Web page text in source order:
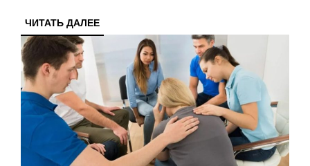
сделать
2000
шагов
ЧИТАТЬ ДАЛЕЕЧИТАТЬ
ДАЛЕЕ